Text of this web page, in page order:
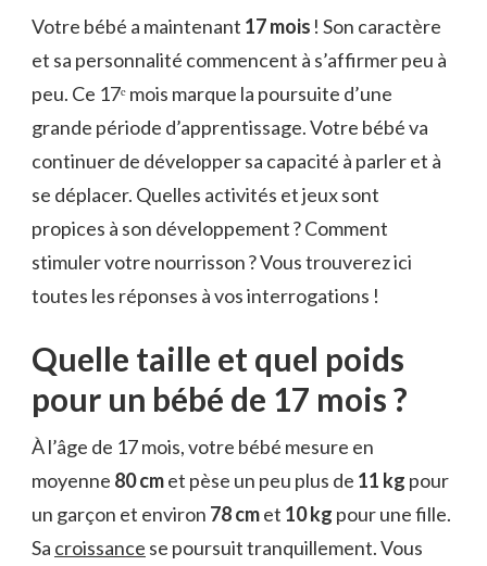
MOIS
:
ALIMENTATION,
APPRENTISSAGES
Votre bébé a maintenant 17 mois ! Son caractère
et sa personnalité commencent à s’affirmer peu à
peu. Ce 17ᵉ mois marque la poursuite d’une
grande période d’apprentissage. Votre bébé va
continuer de développer sa capacité à parler et à
se déplacer. Quelles activités et jeux sont
propices à son développement ? Comment
stimuler votre nourrisson ? Vous trouverez ici
toutes les réponses à vos interrogations !
Quelle taille et quel poids
pour un bébé de 17 mois ?
À l’âge de 17 mois, votre bébé mesure en
moyenne 80 cmet pèse un peu plus de 11 kg pour
un garçon et environ 78 cmet 10 kg pour une fille.
Sa croissance se poursuit tranquillement. Vous